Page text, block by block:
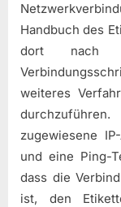
Handbuch des
dort nach
weiteres
zugewiesene
und eine Ping-
dass die
ist, den